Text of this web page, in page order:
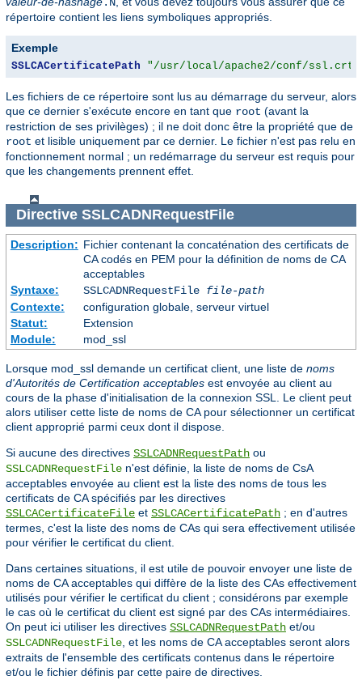
répertoire contient les liens symboliques appropriés.
Exemple
SSLCACertificatePath "/usr/local/apache2/conf/
Les fichiers de ce répertoire sont lus au démarrage du serveur, alors
que ce dernier s'exécute encore en tant que root (avant la
restriction de ses privilèges) ; il ne doit donc être la propriété que de
root et lisible uniquement par ce dernier. Le fichier n'est pas relu en
fonctionnement normal ; un redémarrage du serveur est requis pour
que les changements prennent effet.
Directive SSLCADNRequestFile
Description: Fichier contenant la concaténation des certificats de
CA codés en PEM pour la définition de noms de CA
acceptables
Syntaxe:
SSLCADNRequestFile file-path
Contexte:
configuration globale, serveur virtuel
Statut:
Extension
Module:
mod_ssl
Lorsque mod_ssl demande un certificat client, une liste de noms
d'Autorités de Certification acceptables est envoyée au client au
cours de la phase d'initialisation de la connexion SSL. Le client peut
alors utiliser cette liste de noms de CA pour sélectionner un certificat
client approprié parmi ceux dont il dispose.
Si aucune des directives SSLCADNRequestPath ou
SSLCADNRequestFile n'est définie, la liste de noms de CsA
acceptables envoyée au client est la liste des noms de tous les
certificats de CA spécifiés par les directives
SSLCACertificateFile et SSLCACertificatePath ; en d'autres
termes, c'est la liste des noms de CAs qui sera effectivement utilisée
pour vérifier le certificat du client.
Dans certaines situations, il est utile de pouvoir envoyer une liste de
noms de CA acceptables qui diffère de la liste des CAs effectivement
utilisés pour vérifier le certificat du client ; considérons par exemple
le cas où le certificat du client est signé par des CAs intermédiaires.
On peut ici utiliser les directives SSLCADNRequestPath et/ou
SSLCADNRequestFile , et les noms de CA acceptables seront alors
extraits de l'ensemble des certificats contenus dans le répertoire
et/ou le fichier définis par cette paire de directives.